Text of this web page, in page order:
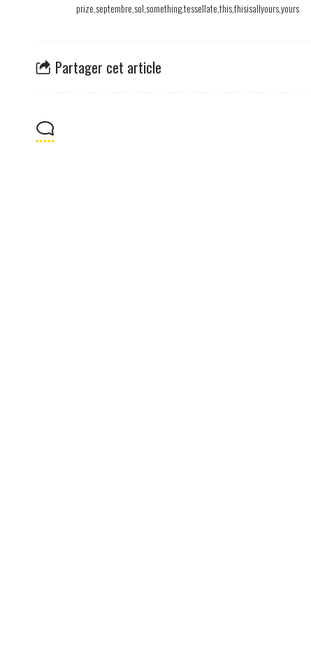
prize septembre sol somethingtessellate thisthisisallyoursyours
Partager cet article